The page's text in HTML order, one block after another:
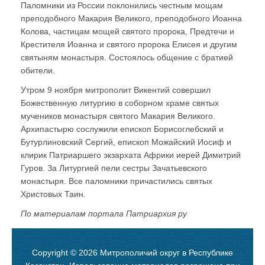
Паломники из России поклонились честным мощам
преподобного Макария Великого, преподобного Иоанна
Колова, частицам мощей святого пророка, Предтечи и
Крестителя Иоанна и святого пророка Елисея и другим
святыням монастыря. Состоялось общение с братией
обители.
Утром 9 ноября митрополит Викентий совершил
Божественную литургию в соборном храме святых
мучеников монастыря святого Макария Великого.
Архипастырю сослужили епископ Борисоглебский и
Бутурлиновский Сергий, епископ Можайский Иосиф и
клирик Патриаршего экзархата Африки иерей Димитрий
Гуров. За Литургией пели сестры Зачатьевского
монастыря. Все паломники причастились святых
Христовых Таин.
По материалам портала Патриархия ру
Copyright © 2026 Митрополичий округ в Республике